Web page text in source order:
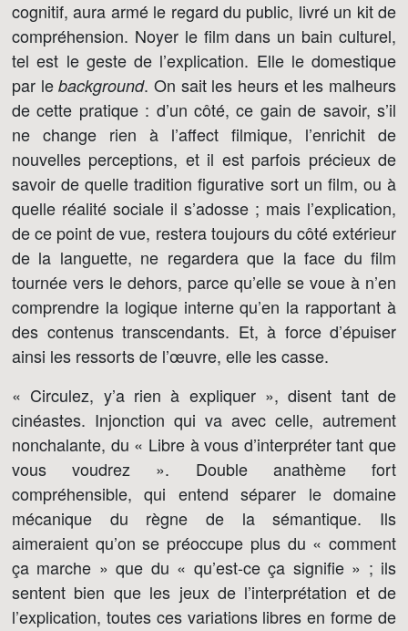
cognitif, aura armé le regard du public, livré un kit de
compréhension. Noyer le film dans un bain culturel,
tel est le geste de l’explication. Elle le domestique
par lebackground. On sait les heurs et les malheurs
de cette pratique : d’un côté, ce gain de savoir, s’il
ne change rien à l’affect filmique, l’enrichit de
nouvelles perceptions, et il est parfois précieux de
savoir de quelle tradition figurative sort un film, ou à
quelle réalité sociale il s’adosse ; mais l’explication,
de ce point de vue, restera toujours du côté extérieur
de la languette, ne regardera que la face du film
tournée vers le dehors, parce qu’elle se voue à n’en
comprendre la logique interne qu’en la rapportant à
des contenus transcendants. Et, à force d’épuiser
ainsi les ressorts de l’œuvre, elle les casse.
« Circulez, y’a rien à expliquer », disent tant de
cinéastes. Injonction qui va avec celle, autrement
nonchalante, du « Libre à vous d’interpréter tant que
vous voudrez ». Double anathème fort
compréhensible, qui entend séparer le domaine
mécanique du règne de la sémantique. Ils
aimeraient qu’on se préoccupe plus du « comment
ça marche » que du « qu’est-ce ça signifie » ; ils
sentent bien que les jeux de l’interprétation et de
l’explication, toutes ces variations libres en forme de